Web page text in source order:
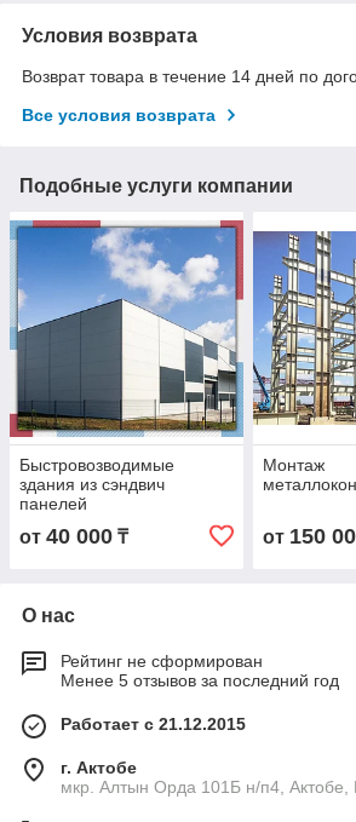
Условия возврата
Возврат товара в течение 14 дней по
Все условия возврата
Подобные услуги компании
Быстровозводимые
здания из сэндвич
панелей
от 40 000 ₸
Монтаж
от 150
О нас
Рейтинг не сформирован
Менее 5 отзывов за последний год
Работает с 21.12.2015
г. Актобе
мкр. Алтын Орда 101Б н/п4, Актобе,